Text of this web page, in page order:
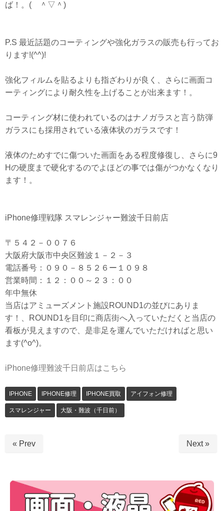
ば！。( ＾▽＾)
P.S 最近話題のコーティングや強化ガラスの販売も行ってお
ります!(^^)!
強化フィルムを貼るよりも指ざわりが良く、さらに画面コ
ーティングにより耐久性を上げることが出来ます！。
コーティング材に使われているのはナノガラスと言う防弾
ガラスにも採用されている液体状のガラスです！
液体のためすでに傷ついた画面をある程度修復し、さらに9
Hの硬度まで硬化するのでよほどの事では傷がつかなくなり
ます！。
iPhone修理戦隊 スマレンジャー難波千日前店
〒５４２－００７６
大阪府大阪市中央区難波１－２－３
電話番号：０９０－８５２６ー１０９８
営業時間：１２：００～２３：００
年中無休
当店はアミューズメント施設ROUND1の並びにありま
す！、ROUND1を目印に商店街へ入っていただくと当店の
看板が見えますので、是非足を運んでいただければと思い
ます(^o^)。
iPhone修理難波千日前店はこちら
IPHONE IPHONE修理 IPHONE買取 アイフォン修理
スマレンジャー 大阪・難波（千日前）
« Prev Next »